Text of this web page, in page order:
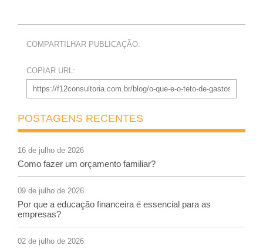
COMPARTILHAR PUBLICAÇÃO:
COPIAR URL:
POSTAGENS RECENTES
16 de julho de 2026
Como fazer um orçamento familiar?
09 de julho de 2026
Por que a educação financeira é essencial para as
empresas?
02 de julho de 2026